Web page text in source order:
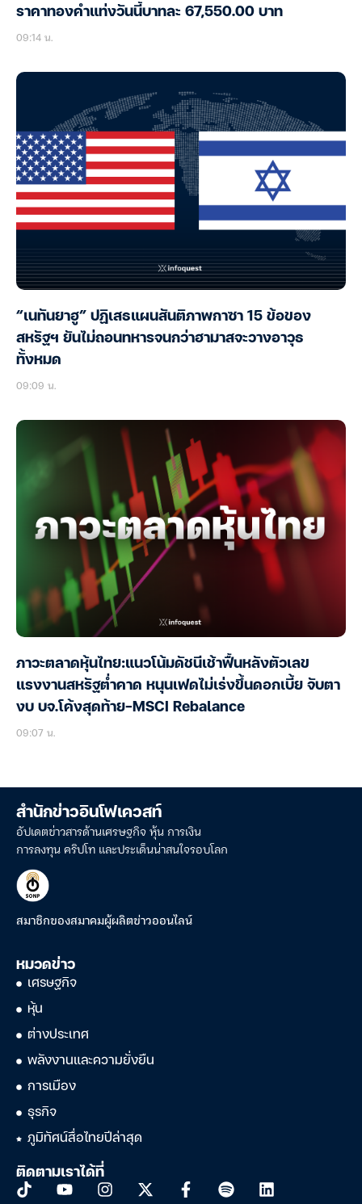
ราคาทองคำแท่งวันนี้บาทละ 67,550.00 บาท
09:14 น.
“เนทันยาฮู” ปฏิเสธแผนสันติภาพกาซา 15 ข้อของ
สหรัฐฯ ยันไม่ถอนทหารจนกว่าฮามาสจะวางอาวุธ
ทั้งหมด
09:09 น.
ภาวะตลาดหุ้นไทย:แนวโน้มดัชนีเช้าฟื้นหลังตัวเลข
แรงงานสหรัฐต่ำคาด หนุนเฟดไม่เร่งขึ้นดอกเบี้ย จับตา
งบ บจ.โค้งสุดท้าย-MSCI Rebalance
09:07 น.
สำนักข่าวอินโฟเควสท์
อัปเดตข่าวสารด้านเศรษฐกิจ หุ้น การเงิน
การลงทุน คริปโท และประเด็นน่าสนใจรอบโลก
สมาชิกของสมาคมผู้ผลิตข่าวออนไลน์
หมวดข่าว
เศรษฐกิจ
หุ้น
ต่างประเทศ
พลังงานและความยั่งยืน
การเมือง
ธุรกิจ
ภูมิทัศน์สื่อไทยปีล่าสุด
ติดตามเราได้ที่